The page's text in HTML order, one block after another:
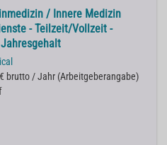
/ Innere Medizin
- Teilzeit/Vollzeit -
brutto / Jahr (Arbeitgeberangabe)